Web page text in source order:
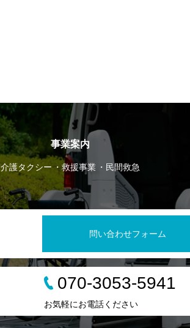
事業案内
介護タクシー 救援事業 民間救急
問い合わせフォーム
070-3053-5941
お気軽にお電話ください